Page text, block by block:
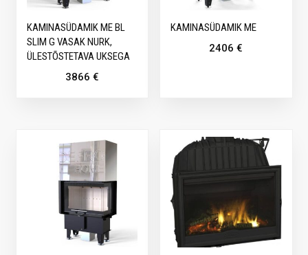
KAMINASÜDAMIK ME BL
SLIM G VASAK NURK,
ÜLESTÕSTETAVA UKSEGA
3866 €
KAMINASÜDAMIK ME
2406€